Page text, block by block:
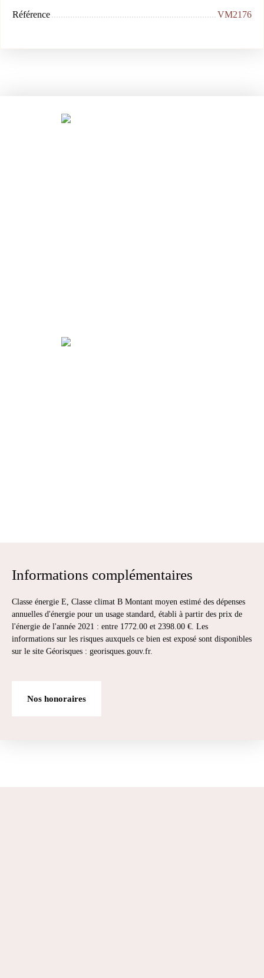
Référence VM2176
Informations complémentaires
Classe énergie E, Classe climat B Montant moyen estimé des dépenses
annuelles d'énergie pour un usage standard, établi à partir des prix de
l'énergie de l'année 2021 : entre 1772.00 et 2398.00 €. Les
informations sur les risques auxquels ce bien est exposé sont disponibles
sur le site Géorisques : georisques.gouv.fr.
Nos honoraires